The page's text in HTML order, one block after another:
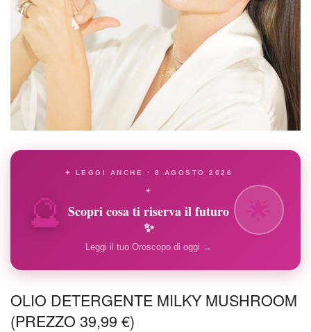
🔮
✦ LEGGI ANCHE · 8 AGOSTO 2026
✦
Scopri cosa ti riserva il futuro
✨
Leggi il tuo Oroscopo di oggi →
OLIO DETERGENTE MILKY MUSHROOM
(PREZZO 39,99 €)